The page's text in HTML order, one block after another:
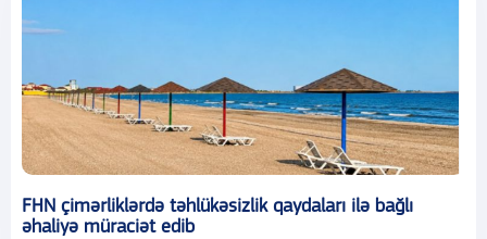
FHN çimərliklərdə təhlükəsizlik qaydaları ilə bağlı
əhaliyə müraciət edib